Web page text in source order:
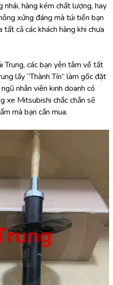
hàng kém chất lượng, hay
xứng đáng mà túi tiền bạn
cả các khách hàng khi chưa
Trung, các bạn yên tâm về tất
lấy “Thành Tín” làm gốc đặt
nhân viên kinh doanh có
xe Mitsubishi chắc chắn sẽ
mà bạn cần mua.